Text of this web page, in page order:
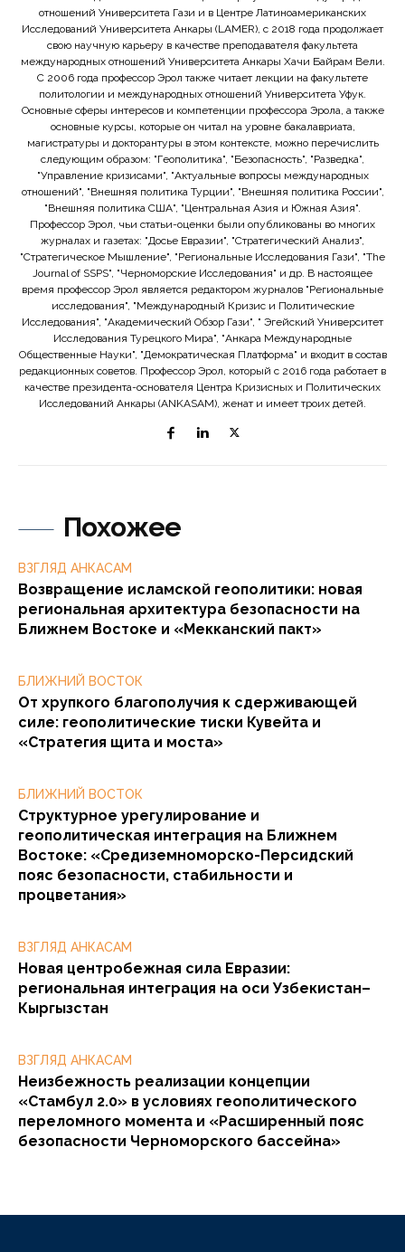
Похожее
ВЗГЛЯД АНКАСАМ
Возвращение исламской геополитики: новая
региональная архитектура безопасности на
Ближнем Востоке и «Мекканский пакт»
БЛИЖНИЙ ВОСТОК
От хрупкого благополучия к сдерживающей
силе: геополитические тиски Кувейта и
«Стратегия щита и моста»
БЛИЖНИЙ ВОСТОК
Структурное урегулирование и
геополитическая интеграция на Ближнем
Востоке: «Средиземноморско-Персидский
пояс безопасности, стабильности и
процветания»
ВЗГЛЯД АНКАСАМ
Новая центробежная сила Евразии:
региональная интеграция на оси Узбекистан–
Кыргызстан
ВЗГЛЯД АНКАСАМ
Неизбежность реализации концепции
«Стамбул 2.0» в условиях геополитического
переломного момента и «Расширенный пояс
безопасности Черноморского бассейна»
отношений Университета Гази и в Центре Латиноамериканских
Исследований Университета Анкары (LAMER), с 2018 года продолжает
свою научную карьеру в качестве преподавателя факультета
международных отношений Университета Анкары Хачи Байрам Вели.
С 2006 года профессор Эрол также читает лекции на факультете
политологии и международных отношений Университета Уфук.
Основные сферы интересов и компетенции профессора Эрола, а также
основные курсы, которые он читал на уровне бакалавриата,
магистратуры и докторантуры в этом контексте, можно перечислить
следующим образом: "Геополитика", "Безопасность", "Разведка",
"Управление кризисами", "Актуальные вопросы международных
отношений", "Внешняя политика Турции", "Внешняя политика России",
"Внешняя политика США", "Центральная Азия и Южная Азия".
Профессор Эрол, чьи статьи-оценки были опубликованы во многих
журналах и газетах: "Досье Евразии", "Стратегический Анализ",
"Стратегическое Мышление", "Региональные Исследования Гази", "The
Journal of SSPS", "Черноморские Исследования" и др. В настоящее
время профессор Эрол является редактором журналов "Региональные
исследования", "Международный Кризис и Политические
Исследования", "Академический Обзор Гази", " Эгейский Университет
Исследования Турецкого Мира", "Анкара Международные
Общественные Науки", "Демократическая Платформа" и входит в состав
редакционных советов. Профессор Эрол, который с 2016 года работает в
качестве президента-основателя Центра Кризисных и Политических
Исследований Анкары (ANKASAM), женат и имеет троих детей.